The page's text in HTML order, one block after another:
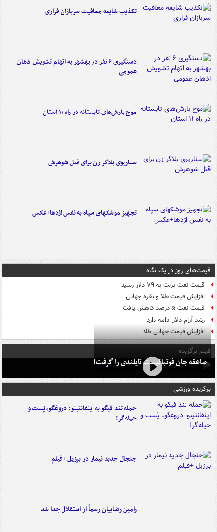
تکذیب شایعه معافیت سربازان فراری
دستگیری ۶ نفر در بهشهر به اتهام تشویش اذهان
عمومی
موج بارش‌های تابستانه در راه ۱۱ استان
سناریوی بلاگر زن برای قتل شوهرش
تجهیز موشکهای سپاه به نفس اژدها+عکس
قیمت‌های روز در یک نگاه
قیمت نفت برنت به ۷۹ دلار رسید
افزایش قیمت طلا و نقره جهانی
قیمت نفت ۵ درصد کاهش یافت
رشد آرام دلار ادامه دارد
افزایش قیمت جهانی طلا
فیلم برگزیده
صاعقه جان فوتبالیست تایلندی را گرفت!
برگزیده ورزشی
حمله تند فیگو به اینفانتینو: دروغگو، پَست‌ و
حیله‌گر!
جنجال جدید نیمار در برزیل +فیلم
رامین رضاییان رسماً از استقلال جدا شد